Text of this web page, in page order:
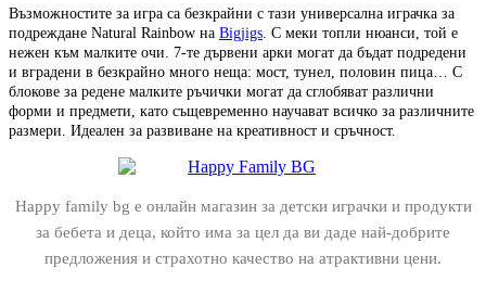
Възможностите за игра са безкрайни с тази универсална играчка за
подреждане Natural Rainbow на Bigjigs . С меки топли нюанси, той е
нежен към малките очи. 7-те дървени арки могат да бъдат подредени
и вградени в безкрайно много неща: мост, тунел, половин пица… С
блокове за редене малките ръчички могат да сглобяват различни
форми и предмети, като същевременно научават всичко за различните
размери. Идеален за развиване на креативност и сръчност.
Happy family bg е онлайн магазин за детски играчки и продукти
за бебета и деца, който има за цел да ви даде най-добрите
предложения и страхотно качество на атрактивни цени.